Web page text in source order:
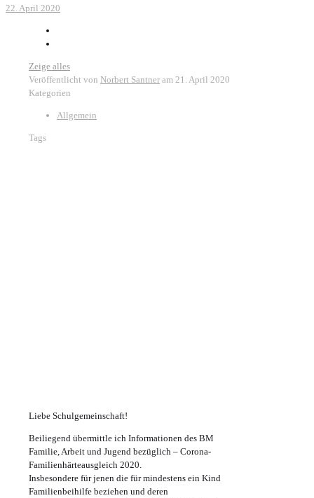
22. April 2020
Zeige alles
Veröffentlicht von Norbert Santner am 21. April 2020
Kategorien
Allgemein
Tags
Liebe Schulgemeinschaft!
Beiliegend übermittle ich Informationen des BM
Familie, Arbeit und Jugend bezüglich – Corona-
Familienhärteausgleich 2020.
Insbesondere für jenen die für mindestens ein Kind
Familienbeihilfe beziehen und deren